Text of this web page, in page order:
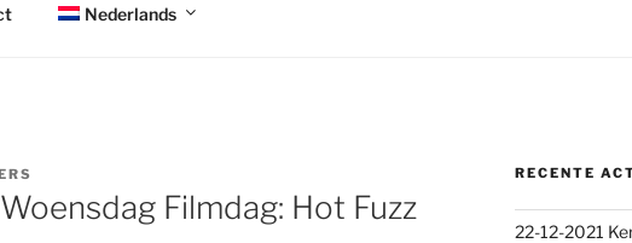
Nederlands
Filmdag: Hot Fuzz
RECENTE
22-12-2021